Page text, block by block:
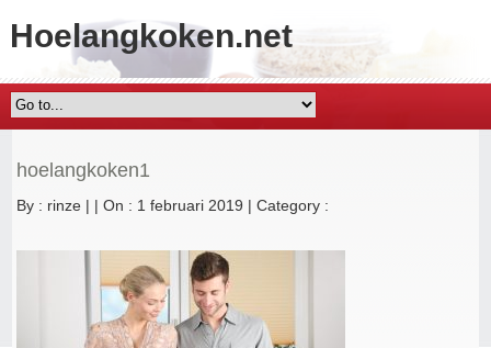
Hoelangkoken.net
hoelangkoken1
By : rinze | | On : 1 februari 2019 | Category :